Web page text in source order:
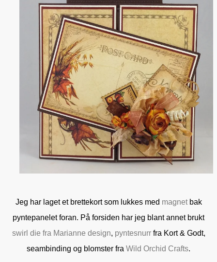
Jeg har laget et brettekort som lukkes med magnetbak
pyntepanelet foran. På forsiden har jeg blant annet brukt
swirl die fra Marianne design, pyntesnurrfra Kort & Godt,
seambinding og blomster fra Wild Orchid Crafts.